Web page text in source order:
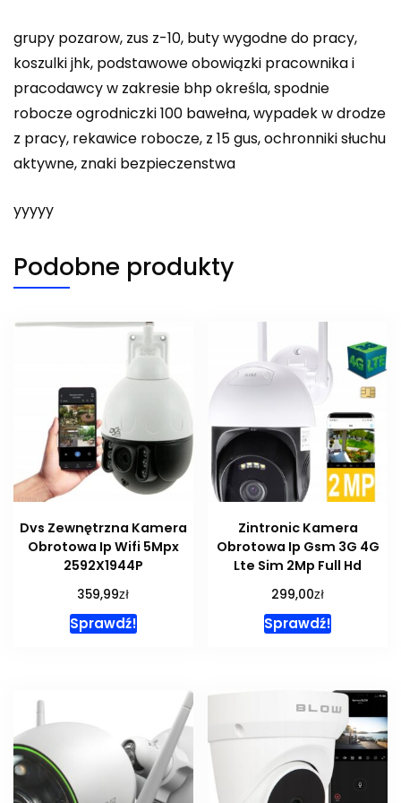
grupy pozarow, zus z-10, buty wygodne do pracy,
koszulki jhk, podstawowe obowiązki pracownika i
pracodawcy w zakresie bhp określa, spodnie
robocze ogrodniczki 100 bawełna, wypadek w drodze
z pracy, rekawice robocze, z 15 gus, ochronniki słuchu
aktywne, znaki bezpieczenstwa
yyyyy
Podobne produkty
Dvs Zewnętrzna Kamera
Obrotowa Ip Wifi 5Mpx
2592X1944P
359,99zł
Sprawdź!
Zintronic Kamera
Obrotowa Ip Gsm 3G 4G
Lte Sim 2Mp Full Hd
299,00zł
Sprawdź!